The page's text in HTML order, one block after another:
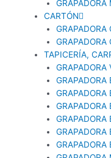
GRAPADORA
CARTÓN
TAPICERÍA,
GRAPADORA